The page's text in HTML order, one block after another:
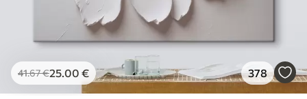
41.67€25 .00 € 378